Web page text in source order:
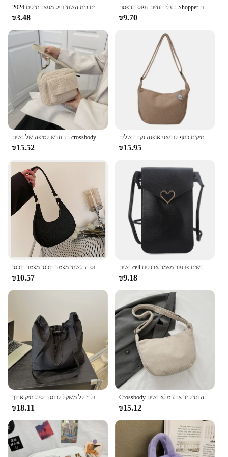
2024 מזדמן תיק אחד בגודל של תיק כתף נשים בית השחי תיק מעצב תיקים partsos para mujer
₪3.48
בעלי החיים דפוס הדפסת Shopper תיק לאישה כתף השחי תיק בציר גבירותיי קטן ארנק ניילון תיקי אופנה כיכר שקיות
₪9.70
בד חדש קטיפה של נשים crossbody תיק אופנה קטן טלאים צמר פרווה חורף תיק עיצוב נשים
₪15.52
אופנה נשים בד תיקים כתף קוריאני אופנה נקבה שליח crossbody בד מלא תיק עבור ילדה סטודנטים קורדרווי בד מוצק
₪15.95
₪10.57 ₪9.18
₪18.11 ₪15.12